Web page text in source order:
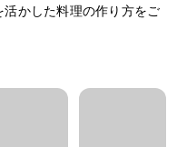
かした料理の作り方をご